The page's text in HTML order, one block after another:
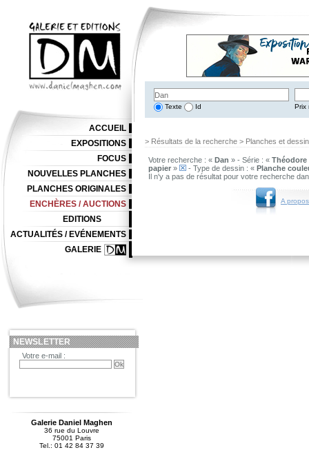
Texte Id Prix
> Résultats de la recherche > Planches et
Votre recherche : « Dan » - Série : « Théodore
papier » - Type de dessin : « Planche
Il n'y a pas de résultat pour votre recherche
A
ACCUEIL
EXPOSITIONS
FOCUS
NOUVELLES PLANCHES
PLANCHES ORIGINALES
ENCHÈRES / AUCTIONS
EDITIONS
ACTUALITÉS / EVÉNEMENTS
GALERIE
NEWSLETTER
Votre e-mail :
Galerie Daniel Maghen
36 rue du Louvre
75001 Paris
Tel.: 01 42 84 37 39